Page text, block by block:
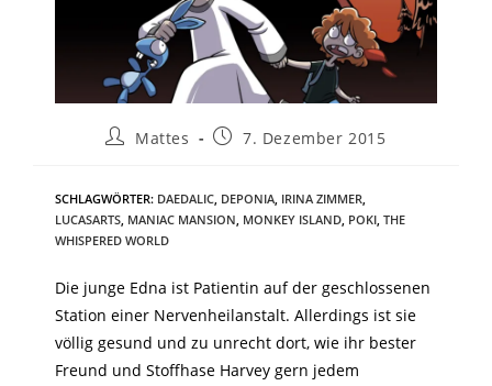
Mattes 7. Dezember 2015
SCHLAGWÖRTER: DAEDALIC, DEPONIA, IRINA ZIMMER,
LUCASARTS, MANIAC MANSION, MONKEY ISLAND, POKI, THE
WHISPERED WORLD
Die junge Edna ist Patientin auf der geschlossenen
Station einer Nervenheilanstalt. Allerdings ist sie
völlig gesund und zu unrecht dort, wie ihr bester
Freund und Stoffhase Harvey gern jedem